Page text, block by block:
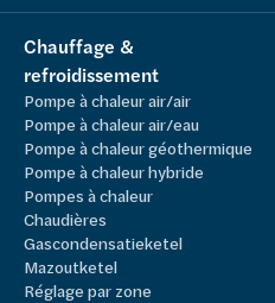
Chauffage &
refroidissement
Pompe à chaleur air/air
Pompe à chaleur air/eau
Pompe à chaleur géothermique
Pompe à chaleur hybride
Pompes à chaleur
Chaudières
Gascondensatieketel
Mazoutketel
Réglage par zone